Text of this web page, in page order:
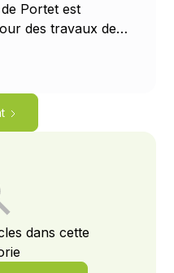
Portet est
des travaux de
dans cette